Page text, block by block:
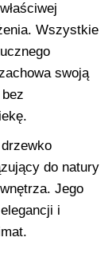
Wszystkie
swoją
do natury
Jego
i